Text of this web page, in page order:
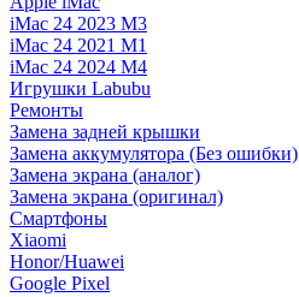
iMac 24 2023 M3
iMac 24 2021 M1
iMac 24 2024 M4
Игрушки Labubu
Ремонты
Замена задней крышки
Замена аккумулятора (Без ошибки)
Замена экрана (аналог)
Замена экрана (оригинал)
Смартфоны
Xiaomi
Honor/Huawei
Google Pixel